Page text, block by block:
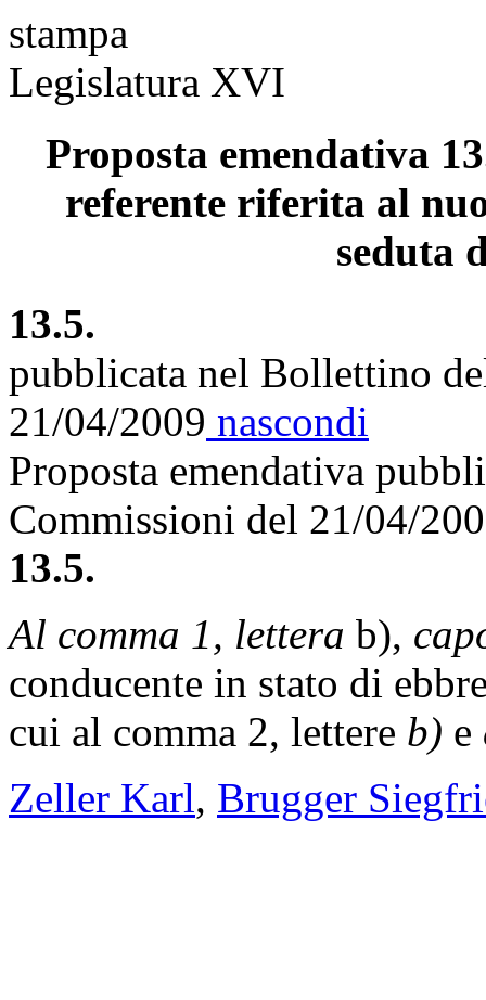
stampa
Legislatura XVI
Proposta emendativa
referente riferita al
seduta
13.5.
pubblicata nel Bollettino
21/04/2009 nascondi
Proposta emendativa
Commissioni del 21/04/
13.5.
Al comma 1, lettera b),
conducente in stato di
cui al comma 2, lettere b) e
Zeller Karl, Brugger